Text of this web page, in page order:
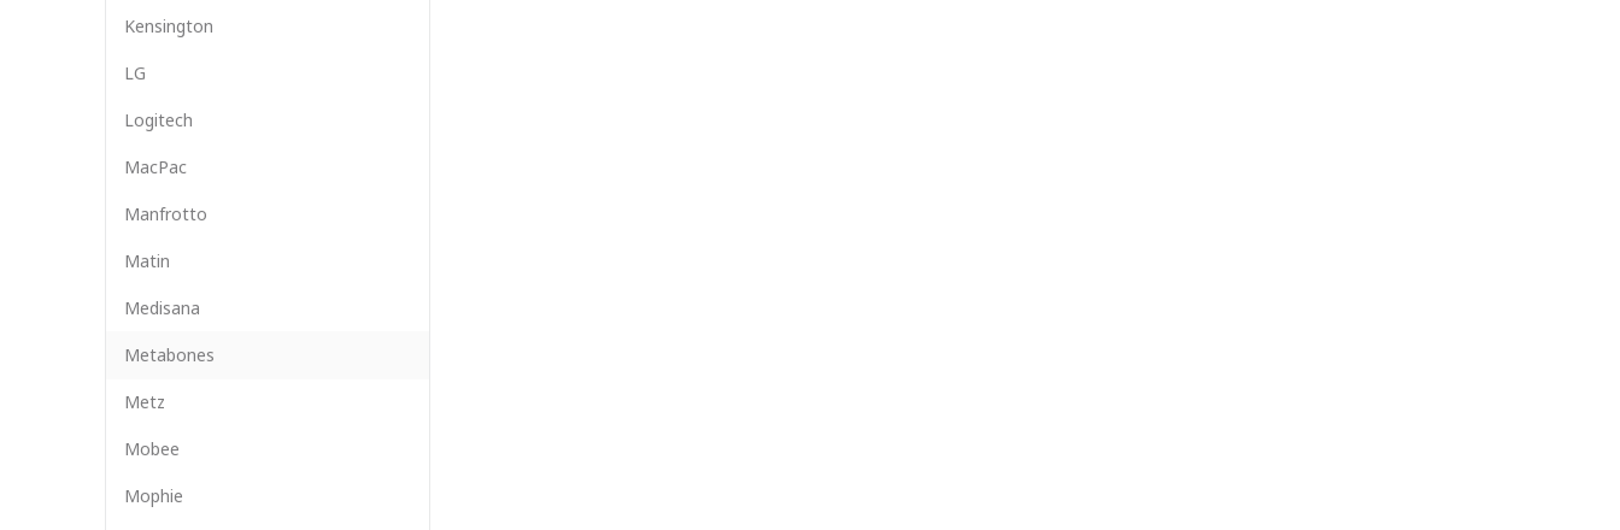
Kensington
LG
Logitech
MacPac
Manfrotto
Matin
Medisana
Metabones
Metz
Mobee
Mophie